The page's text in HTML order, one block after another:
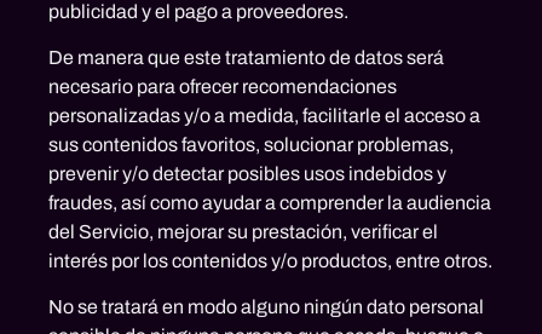
publicidad y el pago a proveedores.
De manera que este tratamiento de datos será
necesario para ofrecer recomendaciones
personalizadas y/o a medida, facilitarle el acceso a
sus contenidos favoritos, solucionar problemas,
prevenir y/o detectar posibles usos indebidos y
fraudes, así como ayudar a comprender la audiencia
del Servicio, mejorar su prestación, verificar el
interés por los contenidos y/o productos, entre otros.
No se tratará en modo alguno ningún dato personal